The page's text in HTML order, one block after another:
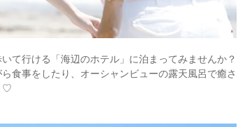
て行ける「海辺のホテル」に泊まってみませんか？
食事をしたり、オーシャンビューの露天風呂で癒さ
♡